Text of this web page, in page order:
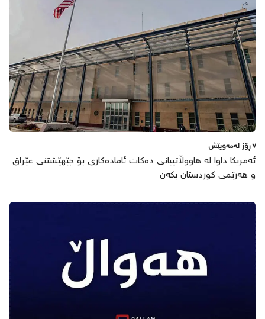
٧ ڕۆژ لەمەوپێش
ئەمریکا داوا لە هاووڵاتییانی دەکات ئامادەکاری بۆ جێهێشتنی عێراق
و هەرێمی کوردستان بکەن